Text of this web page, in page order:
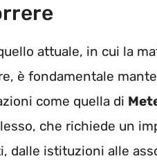
attuale, in cui la
è fondamentale
come quella di
che richiede un
dalle istituzioni alle